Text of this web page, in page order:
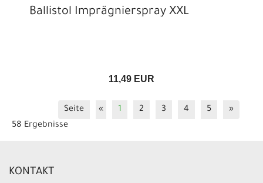
Ballistol Imprägnierspray XXL
11,49 EUR
Seite « 1 2 3 4 5
»
58 Ergebnisse
KONTAKT